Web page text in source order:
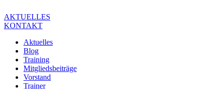
Inhalt
springen
AKTUELLES
KONTAKT
Aktuelles
Blog
Training
Mitgliedsbeiträge
Vorstand
Trainer